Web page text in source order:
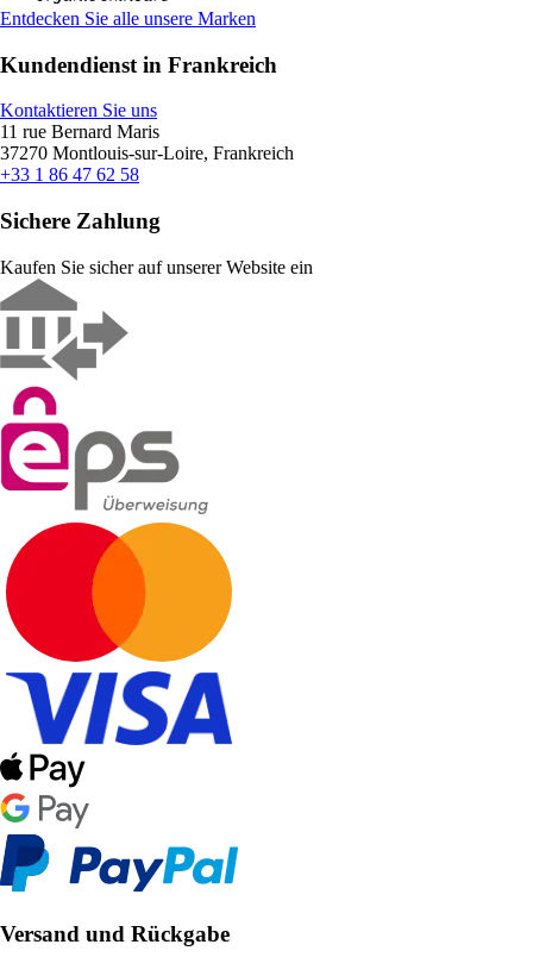
Entdecken Sie alle unsere Marken
Kundendienst in Frankreich
Kontaktieren Sie uns
11 rue Bernard Maris
37270 Montlouis-sur-Loire, Frankreich
+33 1 86 47 62 58
Sichere Zahlung
Kaufen Sie sicher auf unserer Website ein
Versand und Rückgabe